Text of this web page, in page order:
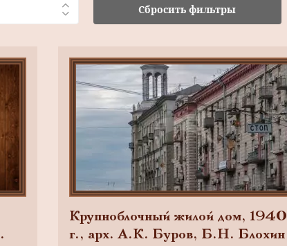
Сбросить фильтры
Крупноблочный жилой дом, 1940
г., арх. А.К. Буров, Б.Н. Блохин